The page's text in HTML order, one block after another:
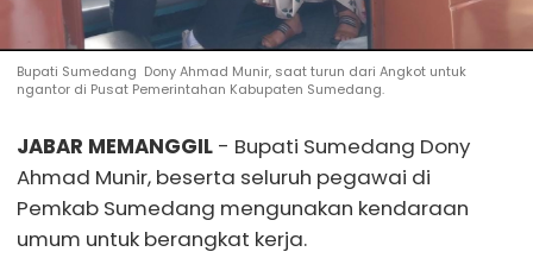
Bupati Sumedang Dony Ahmad Munir, saat turun dari Angkot untuk
ngantor di Pusat Pemerintahan Kabupaten Sumedang.
JABAR MEMANGGIL - Bupati Sumedang Dony
Ahmad Munir, beserta seluruh pegawai di
Pemkab Sumedang mengunakan kendaraan
umum untuk berangkat kerja.